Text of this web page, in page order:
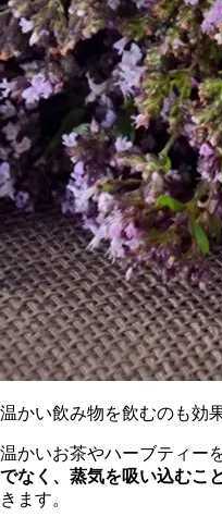
温かい飲み物を飲むのも効
温かいお茶やハーブティー
でなく、蒸気を吸い込むこ
きます。